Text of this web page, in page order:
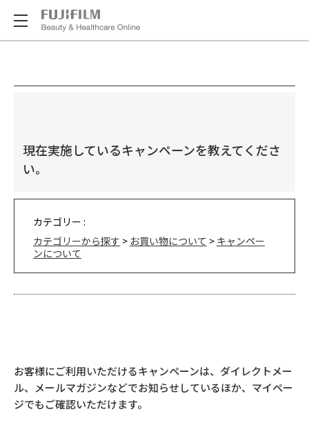
現在実施しているキャンペーンを教えてくださ
い。
カテゴリー :
カテゴリーから探す > お買い物について > キャンペー
ンについて
お客様にご利用いただけるキャンペーンは、ダイレクトメー
ル、メールマガジンなどでお知らせしているほか、マイペー
ジでもご確認いただけます。